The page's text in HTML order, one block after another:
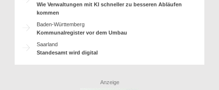
Wie Verwaltungen mit KI schneller zu besseren Abläufen
kommen
Baden-Württemberg
Kommunalregister vor dem Umbau
Saarland
Standesamt wird digital
Anzeige